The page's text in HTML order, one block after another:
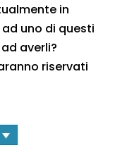
in
uno di questi
averli?
riservati